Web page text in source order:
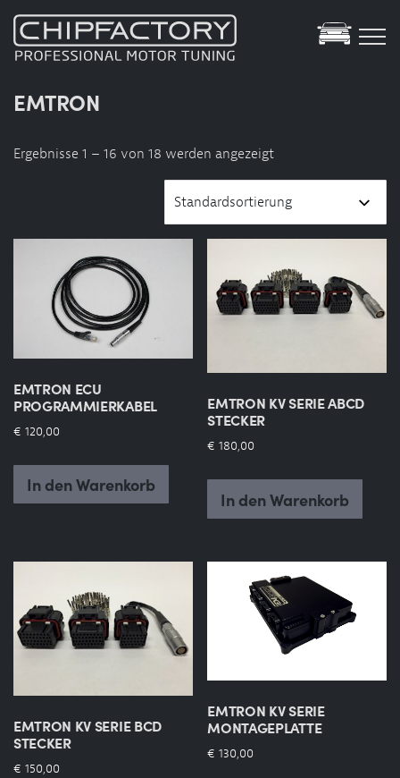
Tuning Datenbank
Specials
Motorsport
Green-Tuning
Elektro Hybrid Service
Leistungsprüfstand
Shop
Termin
EMTRON
Ergebnisse 1 – 16 von 18 werden angezeigt
EMTRON ECU
PROGRAMMIERKABEL
€ 120,00
In den Warenkorb
EMTRON KV SERIE ABCD
STECKER
€ 180,00
In den Warenkorb
EMTRON KV SERIE BCD
STECKER
€ 150,00
EMTRON KV SERIE
MONTAGEPLATTE
€ 130,00